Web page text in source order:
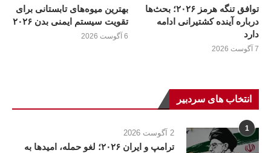
توافق تنگه هرمز ۲۰۲۶؛ بحث‌ها
درباره آینده کشتیرانی ادامه
دارد
7 آگوست 2026
بهترین میوه‌های تابستانی برای
تقویت سیستم ایمنی بدن ۲۰۲۶
6 آگوست 2026
انتخاب های سردبیر
1 2 آگوست 2026
ترامپ و ایران ۲۰۲۶؛ لغو حمله، امیدها به